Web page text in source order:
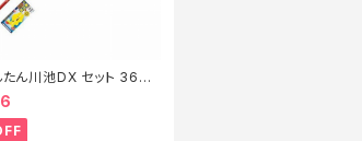
ん川池DX セット 360
】【20】